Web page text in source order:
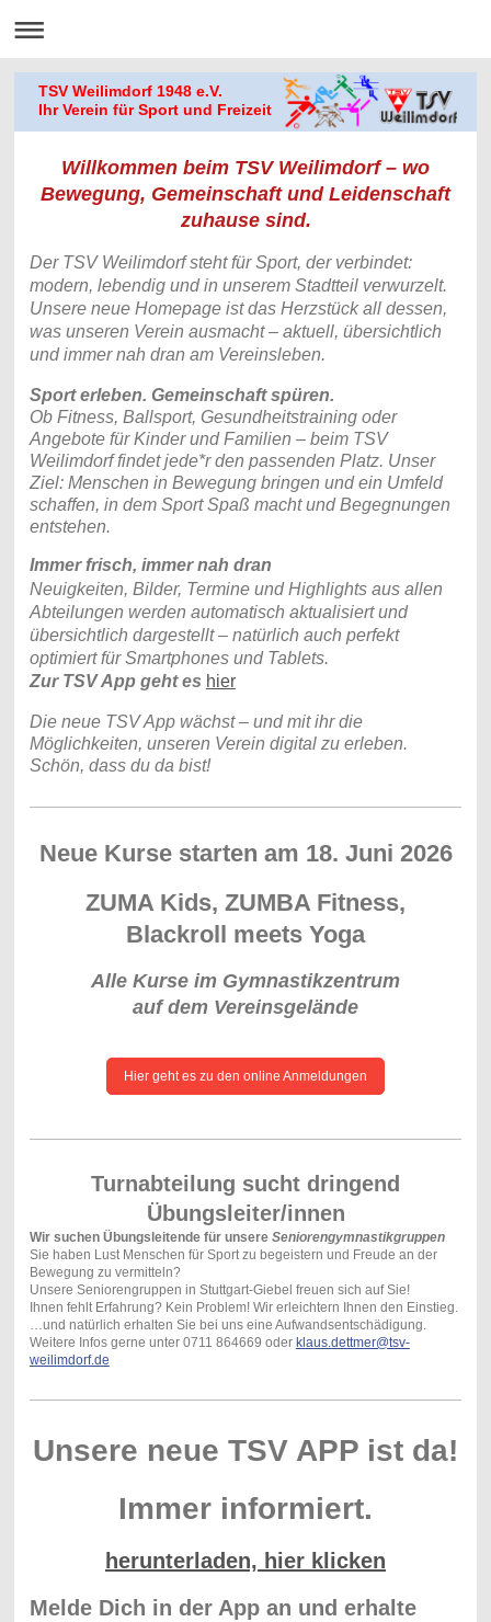
TSV Weilimdorf 1948 e.V.
Ihr Verein für Sport und Freizeit
Willkommen beim TSV Weilimdorf – wo
Bewegung, Gemeinschaft und Leidenschaft
zuhause sind.
Der TSV Weilimdorf steht für Sport, der verbindet:
modern, lebendig und in unserem Stadtteil verwurzelt.
Unsere neue Homepage ist das Herzstück all dessen,
was unseren Verein ausmacht – aktuell, übersichtlich
und immer nah dran am Vereinsleben.
Sport erleben. Gemeinschaft spüren.
Ob Fitness, Ballsport, Gesundheitstraining oder
Angebote für Kinder und Familien – beim TSV
Weilimdorf findet jede*r den passenden Platz. Unser
Ziel: Menschen in Bewegung bringen und ein Umfeld
schaffen, in dem Sport Spaß macht und Begegnungen
entstehen.
Immer frisch, immer nah dran
Neuigkeiten, Bilder, Termine und Highlights aus allen
Abteilungen werden automatisch aktualisiert und
übersichtlich dargestellt – natürlich auch perfekt
optimiert für Smartphones und Tablets.
Zur TSV App geht es hier
Die neue TSV App wächst – und mit ihr die
Möglichkeiten, unseren Verein digital zu erleben.
Schön, dass du da bist!
Neue Kurse starten am 18. Juni 2026
ZUMA Kids, ZUMBA Fitness,
Blackroll meets Yoga
Alle Kurse im Gymnastikzentrum
auf dem Vereinsgelände
Hier geht es zu den online Anmeldungen
Turnabteilung sucht dringend
Übungsleiter/innen
Wir suchen Übungsleitende für unsereSeniorengymnastikgruppen
Sie haben Lust Menschen für Sport zu begeistern und Freude an der
Bewegung zu vermitteln?
Unsere Seniorengruppen in Stuttgart-Giebel freuen sich auf Sie!
Ihnen fehlt Erfahrung? Kein Problem! Wir erleichtern Ihnen den Einstieg.
…und natürlich erhalten Sie bei uns eine Aufwandsentschädigung.
Weitere Infos gerne unter 0711 864669 oder klaus.dettmer@tsv-
weilimdorf.de
Unsere neue TSV APP ist da!
Immer informiert.
herunterladen, hier klicken
Melde Dich in der App an und erhalte